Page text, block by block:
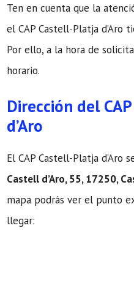
Ten en cuenta que la
el CAP Castell-Platja d’Aro
Por ello, a la hora de
horario.
Dirección del
d’Aro
El CAP Castell-Platja d’Aro
Castell d’Aro, 55, 17250,
mapa podrás ver el punto
llegar: